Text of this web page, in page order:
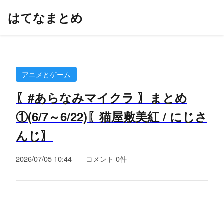
はてなまとめ
アニメとゲーム
〖#あらなみマイクラ 〗まとめ
①(6/7～6/22)〖猫屋敷美紅 / にじさ
んじ〗
2026/07/05 10:44 コメント 0件